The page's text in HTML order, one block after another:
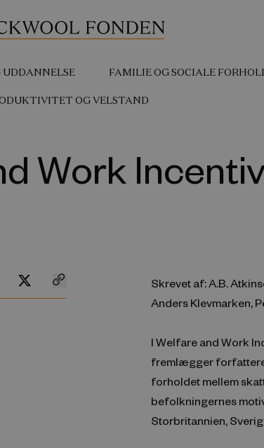
UDDANNELSE FAMILIE OG SOCIALE
OG VELSTAND
Work
Skrevet af: A.B.
Anders Klevmarken,
I Welfare and Work
fremlægger
forholdet mellem
befolkningernes
Storbritannien,